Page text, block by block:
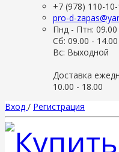
+7 (978) 110-
pro-d-
Пнд - Птн: 09.00
Сб: 09.00 - 14.00
Вс: Выходной
Доставка
10.00 - 18.00
Вход / Регистрация